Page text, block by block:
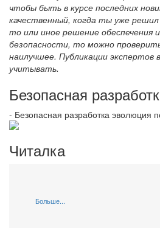
чтобы быть в курсе последних
качественный, когда ты уже
то или иное решение обеспечения
безопасности, то можно
наилучшее. Публикации экспертов
учитывать.
Безопасная
- Безопасная разработка эволюция
Читалка
Больше...